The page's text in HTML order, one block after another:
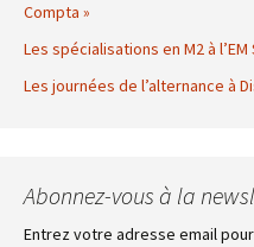
Compta »
Les spécialisations en M2 à
Les journées de l’alternance à
Abonnez-vous à la
Entrez votre adresse email